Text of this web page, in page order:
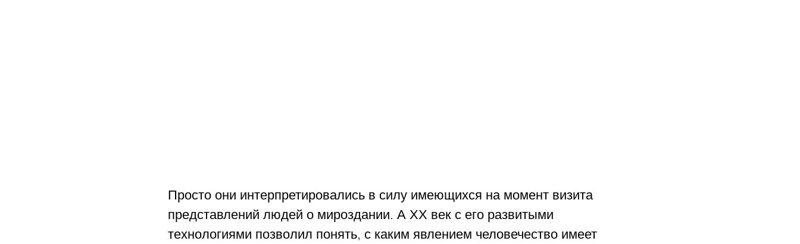
Просто они интерпретировались в силу имеющихся на момент визита
представлений людей о мироздании. А ХХ век с его развитыми
технологиями позволил понять, с каким явлением человечество имеет